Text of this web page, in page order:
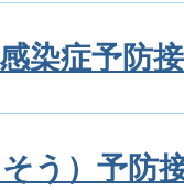
染症予防
う）予防